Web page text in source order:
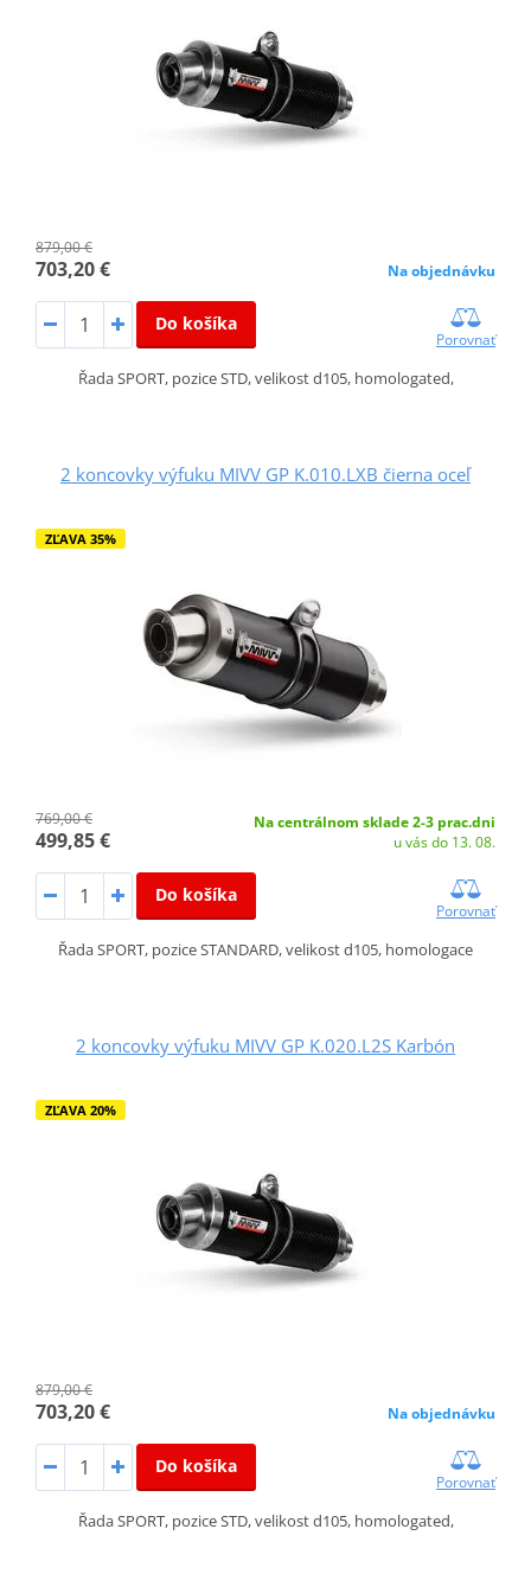
879,00 €
703,20 € Na objednávku
Do košíka
Porovnať
Řada SPORT, pozice STD, velikost d105, homologated,
2 koncovky výfuku MIVV GP K.010.LXB čierna oceľ
ZĽAVA 35%
769,00 €
499,85 €
Na centrálnom sklade 2-3 prac.dni
u vás do 13. 08.
Do košíka
Porovnať
Řada SPORT, pozice STANDARD, velikost d105, homologace
2 koncovky výfuku MIVV GP K.020.L2S Karbón
ZĽAVA 20%
879,00 €
703,20 € Na objednávku
Do košíka
Porovnať
Řada SPORT, pozice STD, velikost d105, homologated,